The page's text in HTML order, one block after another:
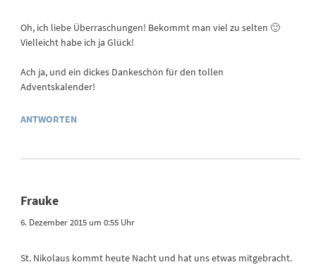
Oh, ich liebe Überraschungen! Bekommt man viel zu selten 🙂
Vielleicht habe ich ja Glück!
Ach ja, und ein dickes Dankeschön für den tollen
Adventskalender!
ANTWORTEN
Frauke
6. Dezember 2015 um 0:55 Uhr
St. Nikolaus kommt heute Nacht und hat uns etwas mitgebracht.